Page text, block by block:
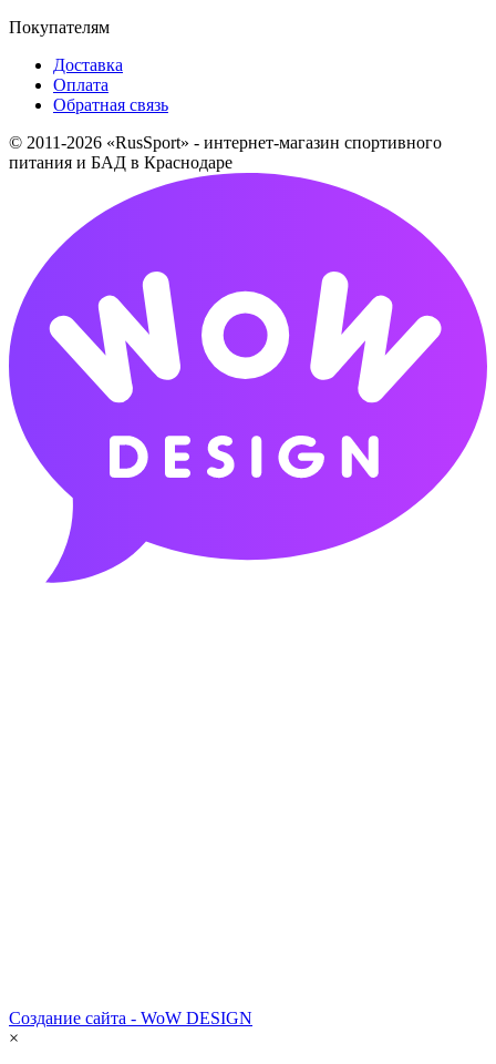
Покупателям
Доставка
Оплата
Обратная связь
© 2011-2026 «RusSport» - интернет-магазин спортивного
питания и БАД в Краснодаре
Создание сайта - WoW DESIGN
×